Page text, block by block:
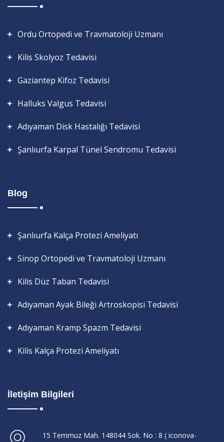
Ordu Ortopedi ve Travmatoloji Uzmanı
Kilis Skolyoz Tedavisi
Gaziantep Kifoz Tedavisi
Halluks Valgus Tedavisi
Adıyaman Disk Hastalığı Tedavisi
Şanlıurfa Karpal Tünel Sendromu Tedavisi
Blog
Şanlıurfa Kalça Protezi Ameliyatı
Sinop Ortopedi ve Travmatoloji Uzmanı
Kilis Düz Taban Tedavisi
Adıyaman Ayak Bileği Artroskopisi Tedavisi
Adıyaman Kramp Spazm Tedavisi
Kilis Kalça Protezi Ameliyatı
İletişim Bilgileri
15 Temmuz Mah. 148044 Sok. No : 8 ( iconova-